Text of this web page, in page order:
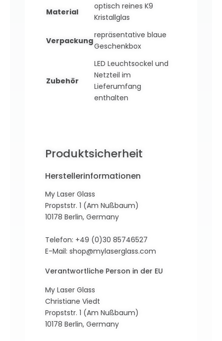
Material
optisch reines K9
Kristallglas
Verpackung
repräsentative blaue
Geschenkbox
Zubehör
LED Leuchtsockel und
Netzteil im
Lieferumfang
enthalten
Produktsicherheit
Herstellerinformationen
My Laser Glass
Propststr. 1 (Am Nußbaum)
10178 Berlin, Germany
Telefon: +49 (0)30 85746527
E-Mail: shop@mylaserglass.com
Verantwortliche Person in der EU
My Laser Glass
Christiane Viedt
Propststr. 1 (Am Nußbaum)
10178 Berlin, Germany